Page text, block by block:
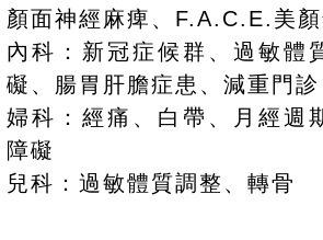
顏面神經麻痺、F.A.C.E.美
內科：新冠症候群、過敏體
礙、腸胃肝膽症患、減重門診
婦科：經痛、白帶、月經週
障礙
兒科：過敏體質調整、轉骨